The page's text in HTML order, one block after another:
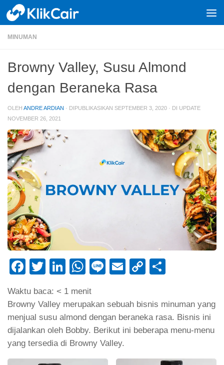
Skip to content
MINUMAN
Browny Valley, Susu Almond
dengan Beraneka Rasa
OLEH ANDRE ARDIAN · DIPUBLIKASIKAN SEPTEMBER 3, 2020 · DI UPDATE
NOVEMBER 26, 2021
Facebook
TwitterLinkedIn
WhatsApp
LineEmailCopy
Waktu baca: < 1 menit
Browny Valley merupakan sebuah bisnis minuman yang
menjual susu almond dengan beraneka rasa. Bisnis ini
dijalankan oleh Bobby. Berikut ini beberapa menu-menu
yang tersedia di Browny Valley.